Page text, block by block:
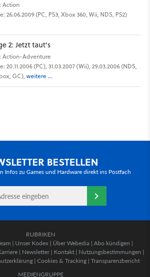
Action
26.06.2009 (PC, PS3, Xbox 360, Wii, NDS, PS2)
2: Jetzt taut's
Action-Adventure
20.11.2006 (PC), 31.03.2007 (Wii), 29.03.2006 (NDS,
GC), weitere ...
BESTELLEN
Infos zu Games und Hardware direkt ins Postfach
RUBRIKEN
| Unser Kodex | Über Webedia | Abo kündigen |
| Newsletter | Kontakt | Nutzungsbestimmungen |
| Cookies & Tracking | Transparenzbericht
MEDIENGRUPPE